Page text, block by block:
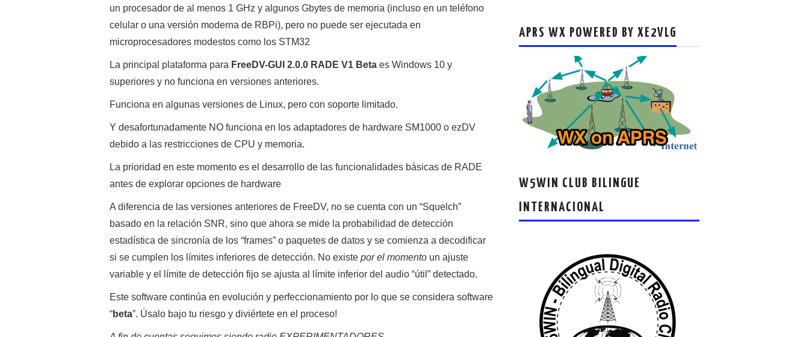
un procesador de al menos 1 GHz y algunos Gbytes de memoria (incluso en un teléfono
celular o una versión moderna de RBPi), pero no puede ser ejecutada en
microprocesadores modestos como los STM32
La principal plataforma para FreeDV-GUI 2.0.0 RADE V1 Beta es Windows 10 y
superiores y no funciona en versiones anteriores.
Funciona en algunas versiones de Linux, pero con soporte limitado.
Y desafortunadamente NO funciona en los adaptadores de hardware SM1000 o ezDV
debido a las restricciones de CPU y memoria.
La prioridad en este momento es el desarrollo de las funcionalidades básicas de RADE
antes de explorar opciones de hardware
A diferencia de las versiones anteriores de FreeDV, no se cuenta con un “Squelch”
basado en la relación SNR, sino que ahora se mide la probabilidad de detección
estadística de sincronía de los “frames” o paquetes de datos y se comienza a decodificar
si se cumplen los límites inferiores de detección. No existe por el momento un ajuste
variable y el límite de detección fijo se ajusta al límite inferior del audio “útil” detectado.
Este software continúa en evolución y perfeccionamiento por lo que se considera software
“beta”. Úsalo bajo tu riesgo y diviértete en el proceso!
APRS WX POWERED BY XE2VLG
W5WIN CLUB BILINGUE
INTERNACIONAL